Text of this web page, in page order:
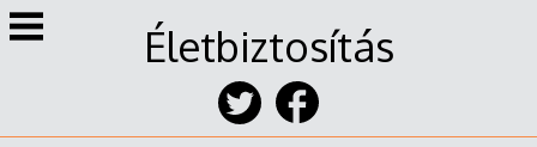
Skip
to
Életbiztosítás